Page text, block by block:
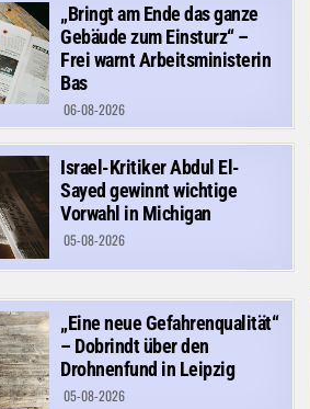
„Bringt am Ende das ganze
Gebäude zum Einsturz“ –
Frei warnt Arbeitsministerin
Bas
06-08-2026
Israel-Kritiker Abdul El-
Sayed gewinnt wichtige
Vorwahl in Michigan
05-08-2026
„Eine neue Gefahrenqualität“
– Dobrindt über den
Drohnenfund in Leipzig
05-08-2026